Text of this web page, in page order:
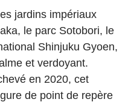
jardins impériaux
le parc Sotobori, le
Shinjuku Gyoen,
et verdoyant.
en 2020, cet
de point de repère